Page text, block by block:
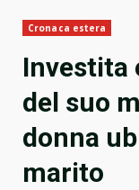
Cronaca estera
Investita
del suo
donna
marito